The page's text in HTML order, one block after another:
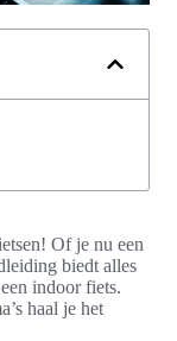
Of je nu een
biedt alles
indoor fiets.
haal je het